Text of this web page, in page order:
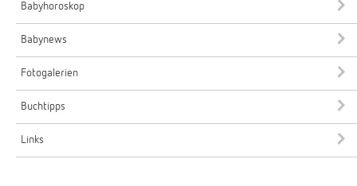
Babyhoroskop
Babynews
Fotogalerien
Buchtipps
Links